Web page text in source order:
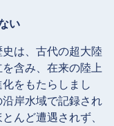
い
は、古代の超大陸
含み、在来の陸上
をもたらしまし
岸水域で記録され
んど遭遇されず、